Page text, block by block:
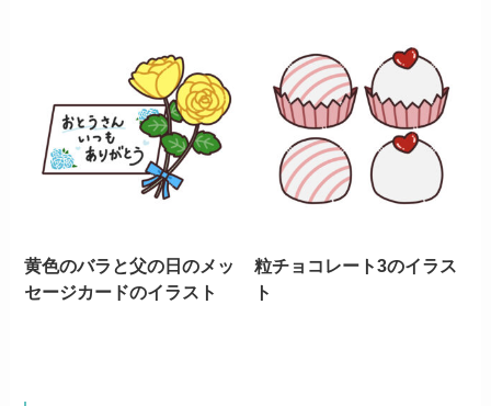
黄色のバラと父の日のメッ
セージカードのイラスト
粒チョコレート3のイラス
ト